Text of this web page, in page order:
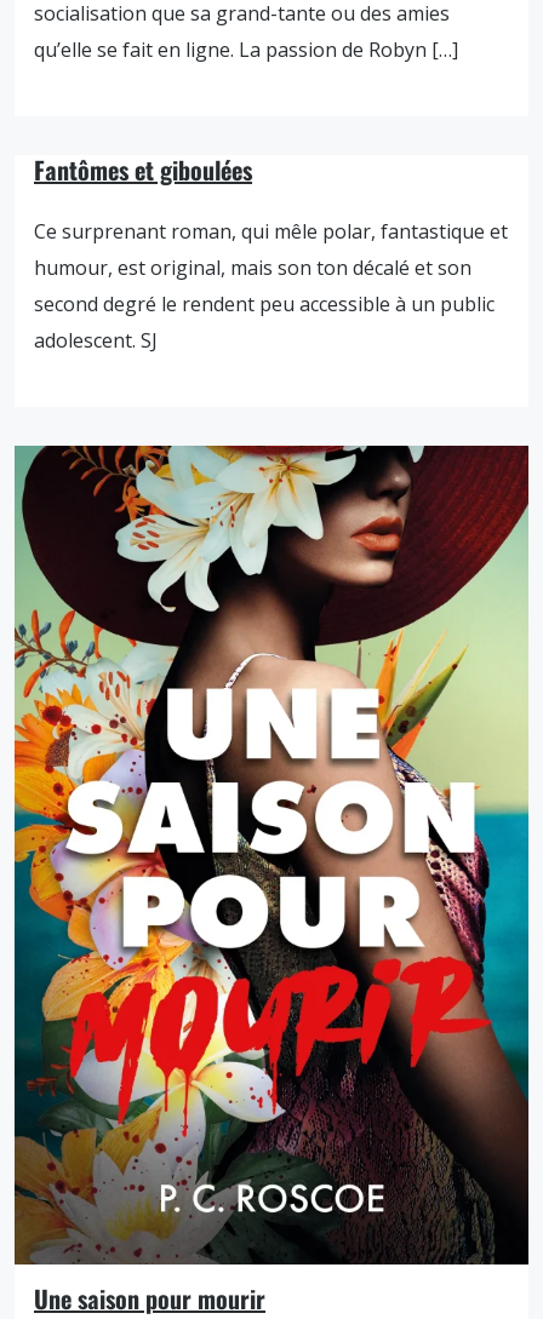
socialisation que sa grand-tante ou des amies
qu’elle se fait en ligne. La passion de Robyn […]
Fantômes et giboulées
Ce surprenant roman, qui mêle polar, fantastique et
humour, est original, mais son ton décalé et son
second degré le rendent peu accessible à un public
adolescent. SJ
Une saison pour mourir